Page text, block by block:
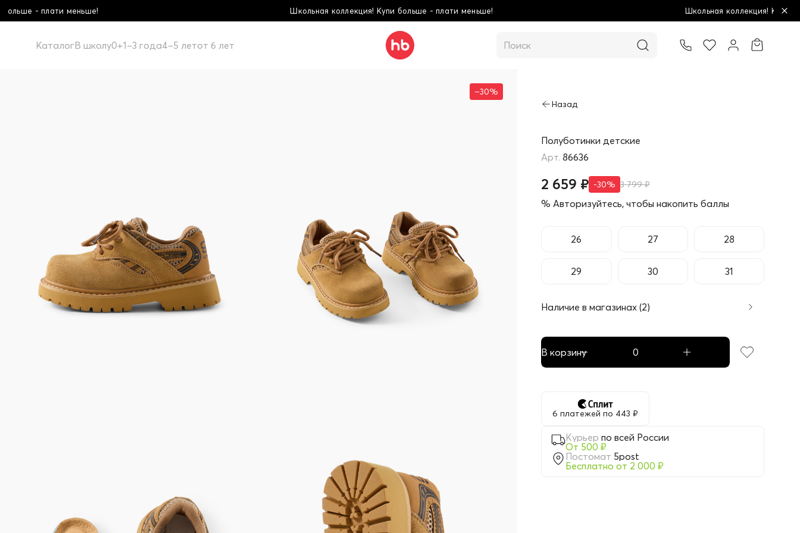
Школьная коллекция! Купи больше - плати меньше! Школьная коллекция! Купи больше - плати
КаталогВ школу0+1–3 года4–5 летот 6 лет
Полуботинки детские
86636
2 659 ₽ -30% 3 799 ₽
% Авторизуйтесь, чтобы накопить баллы
26 27 28
29 30 31
Наличие в магазинах (2)
В корзину
6 платежей по 443 ₽
Курьер по всей России
От 500 ₽
Постомат 5post
Бесплатно от 2 000 ₽
–30%
Товар добавлен в корзину